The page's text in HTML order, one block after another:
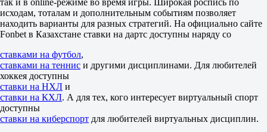
так и в online-режиме во время игры. Широкая роспись по
исходам, тоталам и дополнительным событиям позволяет
находить варианты для разных стратегий. На официально сайте
Fonbet в Казахстане ставки на дартс доступны наряду со
ставками на футбол,
ставками на теннис и другими дисциплинами. Для любителей
хоккея доступны
ставки на НХЛ и
ставки на КХЛ. А для тех, кого интересует виртуальный спорт
доступны
ставки на киберспорт для любителей виртуальных дисциплин.